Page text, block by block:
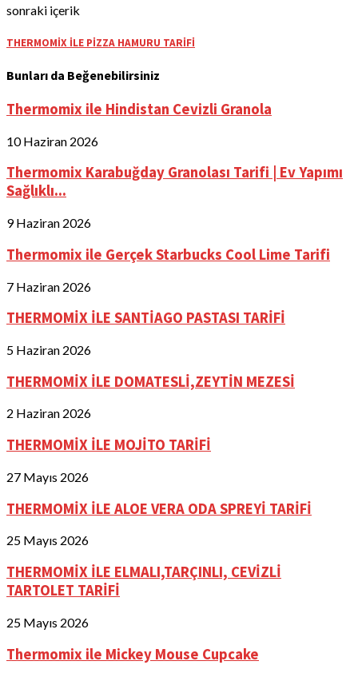
sonraki içerik
THERMOMİX İLE PİZZA HAMURU TARİFİ
Bunları da Beğenebilirsiniz
Thermomix ile Hindistan Cevizli Granola
10 Haziran 2026
Thermomix Karabuğday Granolası Tarifi | Ev Yapımı
Sağlıklı...
9 Haziran 2026
Thermomix ile Gerçek Starbucks Cool Lime Tarifi
7 Haziran 2026
THERMOMİX İLE SANTİAGO PASTASI TARİFİ
5 Haziran 2026
THERMOMİX İLE DOMATESLİ,ZEYTİN MEZESİ
2 Haziran 2026
THERMOMİX İLE MOJİTO TARİFİ
27 Mayıs 2026
THERMOMİX İLE ALOE VERA ODA SPREYİ TARİFİ
25 Mayıs 2026
THERMOMİX İLE ELMALI,TARÇINLI, CEVİZLİ
TARTOLET TARİFİ
25 Mayıs 2026
Thermomix ile Mickey Mouse Cupcake